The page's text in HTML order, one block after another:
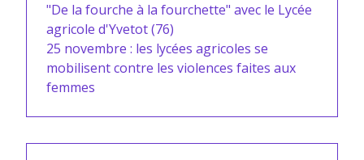
"De la fourche à la fourchette" avec le Lycée
agricole d'Yvetot (76)
25 novembre : les lycées agricoles se
mobilisent contre les violences faites aux
femmes